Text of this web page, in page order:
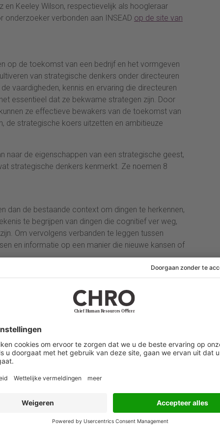
en Keeley Wilson, respectievelijk als hoogleraar
verbonden aan INSEAD op de site van
op de toekomst van een bedrijf en het vormgeven
van strategische denkers onder directeuren
vaardigheden, kennis en ervaring die directeuren
essentieel dat ze bekwame strategen zijn. Door
ze effectieve bewakers van de toekomst van
de strategische koers uitzetten en ambitieuze
naar de eigenschappen van een strategische geest,
strategische denkers kenmerkt. Ze noemen 8
dan de bestaande context om dingen te herkennen,
te begrijpen van dingen die cognitief ver weg,
Om vervolgens verbanden te leggen tussen
en informatie op een manier die nieuwe kansen of
operaties, produceren niet-lineaire
associatief denken, creatievere resultaten. Mensen
en in staat tot bewust “vrij associëren”, waarbij
systemen, waarin kleine veranderingen
een hoge tolerantie voor ambiguïteit, omdat
die ze waarnemen.